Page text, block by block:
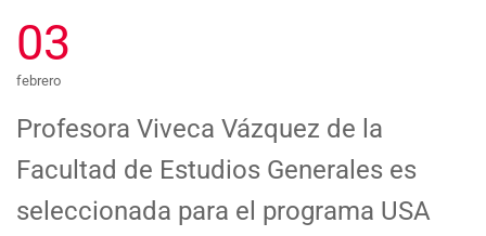
03
febrero
Profesora Viveca Vázquez de la
Facultad de Estudios Generales es
seleccionada para el programa USA